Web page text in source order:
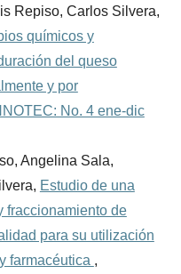
Repiso, Carlos Silvera,
químicos y
del queso
y por
No. 4 ene-dic
Angelina Sala,
Estudio de una
fraccionamiento de
para su utilización
farmacéutica ,